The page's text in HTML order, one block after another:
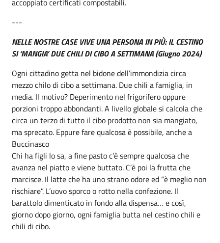
---
NELLE NOSTRE CASE VIVE UNA PERSONA IN PIÙ: IL CESTINO
SI ‘MANGIA’ DUE CHILI DI CIBO A SETTIMANA (Giugno 2024)
Ogni cittadino getta nel bidone dell’immondizia circa
mezzo chilo di cibo a settimana. Due chili a famiglia, in
media. Il motivo? Deperimento nel frigorifero oppure
porzioni troppo abbondanti. A livello globale si calcola che
circa un terzo di tutto il cibo prodotto non sia mangiato,
ma sprecato. Eppure fare qualcosa è possibile, anche a
Buccinasco
Chi ha figli lo sa, a fine pasto c’è sempre qualcosa che
avanza nel piatto e viene buttato. C’è poi la frutta che
marcisce. Il latte che ha uno strano odore ed “è meglio non
rischiare”. L’uovo sporco o rotto nella confezione. Il
barattolo dimenticato in fondo alla dispensa… e così,
giorno dopo giorno, ogni famiglia butta nel cestino chili e
chili di cibo.